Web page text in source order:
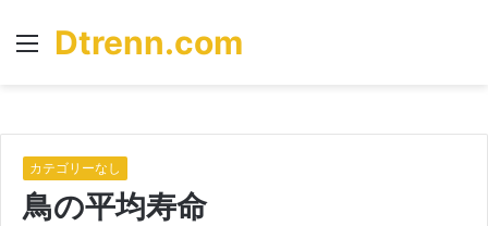
Menu
Dtrenn.com
カテゴリーなし
鳥の平均寿命